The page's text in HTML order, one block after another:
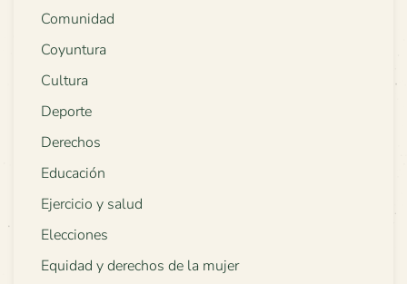
Comunidad
Coyuntura
Cultura
Deporte
Derechos
Educación
Ejercicio y salud
Elecciones
Equidad y derechos de la mujer